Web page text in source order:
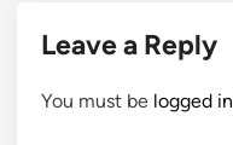
Leave a Reply
You must be logged in